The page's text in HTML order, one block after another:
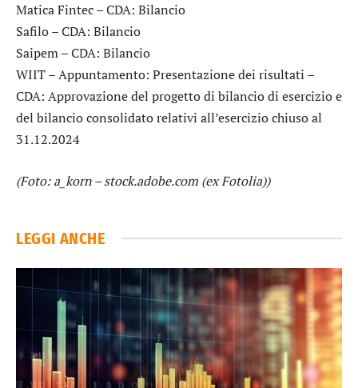
Matica Fintec– CDA: Bilancio
Safilo– CDA: Bilancio
Saipem– CDA: Bilancio
WIIT– Appuntamento: Presentazione dei risultati –
CDA: Approvazione del progetto di bilancio di esercizio e
del bilancio consolidato relativi all’esercizio chiuso al
31.12.2024
(Foto: a_korn – stock.adobe.com (ex Fotolia))
LEGGI ANCHE